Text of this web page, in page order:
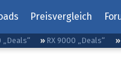
Preisvergleich
„Deals“ RX 9000 „Deals“